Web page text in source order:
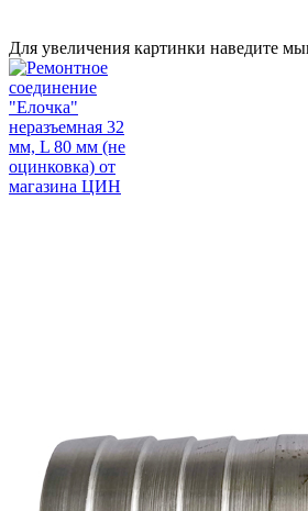
Для увеличения картинки наведите